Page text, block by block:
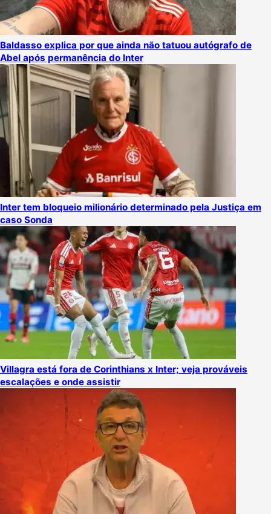
Baldasso explica por que ainda não tatuou autógrafo de
Abel após permanência do Inter
Inter tem bloqueio milionário determinado pela Justiça em
caso Sonda
Villagra está fora de Corinthians x Inter; veja prováveis
escalações e onde assistir